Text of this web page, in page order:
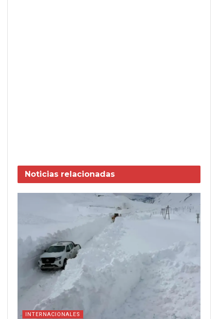
Noticias relacionadas
INTERNACIONALES